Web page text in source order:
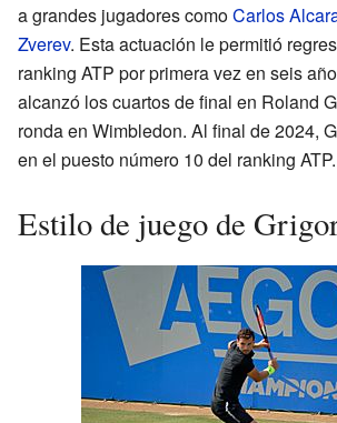
a grandes jugadores comoCarlos
Zverev. Esta actuación le permitió
ranking ATP por primera vez en seis
alcanzó los cuartos de final en Roland
ronda en Wimbledon. Al final de 2024,
en el puesto número 10 del ranking ATP.
Estilo de juego de